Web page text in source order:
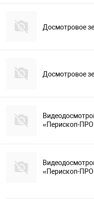
Досмотровое
Досмотровое
«Перископ-
«Перископ-